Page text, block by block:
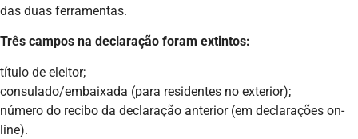
das duas ferramentas.
Três campos na declaração foram extintos:
título de eleitor;
consulado/embaixada (para residentes no exterior);
número do recibo da declaração anterior (em declarações on-
line).